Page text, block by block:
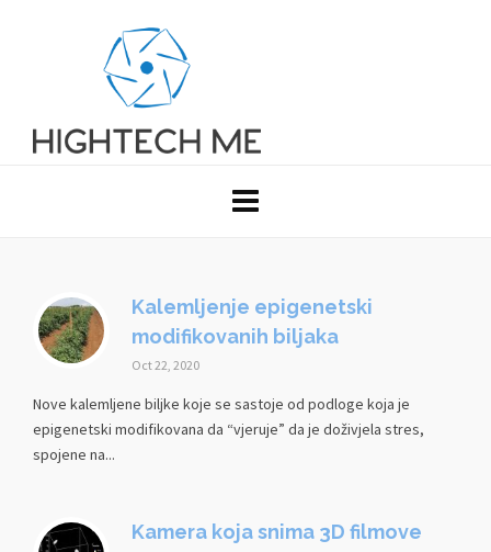
Kalemljenje epigenetski
modifikovanih biljaka
Oct 22, 2020
Nove kalemljene biljke koje se sastoje od podloge koja je
epigenetski modifikovana da “vjeruje” da je doživjela stres,
spojene na...
Kamera koja snima 3D filmove